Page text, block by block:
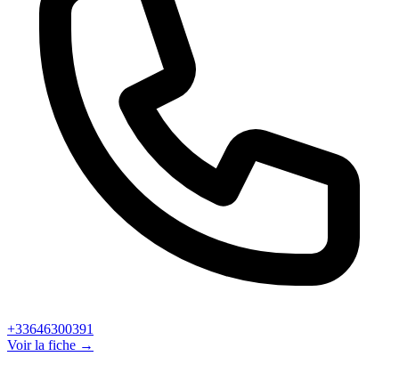
+33646300391
Voir la fiche →